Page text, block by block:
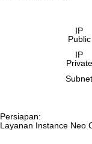
IP
Public
IP
Private
Subnet
Persiapan:
Layanan Instance Neo